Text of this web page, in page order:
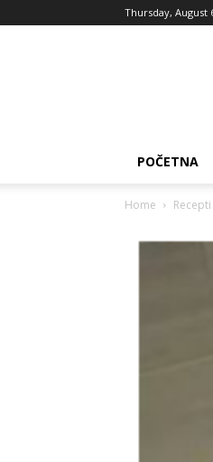
Thursday, August
POČETNA
Home Recepti